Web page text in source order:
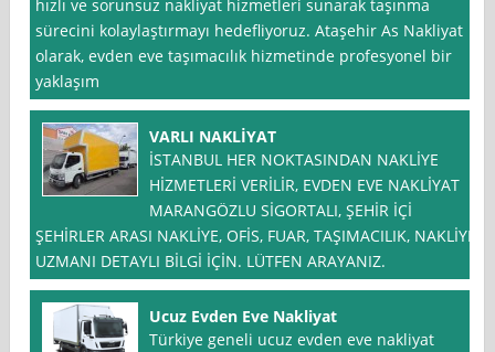
hızlı ve sorunsuz nakliyat hizmetleri sunarak taşınma
sürecini kolaylaştırmayı hedefliyoruz. Ataşehir As Nakliyat
olarak, evden eve taşımacılık hizmetinde profesyonel bir
yaklaşım
VARLI NAKLİYAT
İSTANBUL HER NOKTASINDAN NAKLİYE
HİZMETLERİ VERİLİR, EVDEN EVE NAKLİYAT
MARANGÖZLU SİGORTALI, ŞEHİR İÇİ
ŞEHİRLER ARASI NAKLİYE, OFİS, FUAR, TAŞIMACILIK, NAKLİYE
UZMANI DETAYLI BİLGİ İÇİN. LÜTFEN ARAYANIZ.
Ucuz Evden Eve Nakliyat
Türkiye geneli ucuz evden eve nakliyat